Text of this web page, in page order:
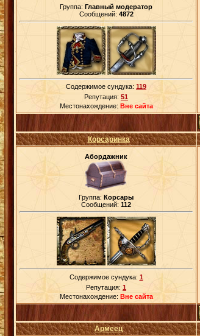
Группа: Главный модератор
Сообщений: 4872
Содержимое сундука: 119
Репутация: 51
Местонахождение: Вне сайта
Корсаринка
Абордажник
Группа: Корсары
Сообщений: 112
Содержимое сундука: 1
Репутация: 1
Местонахождение: Вне сайта
Армеец